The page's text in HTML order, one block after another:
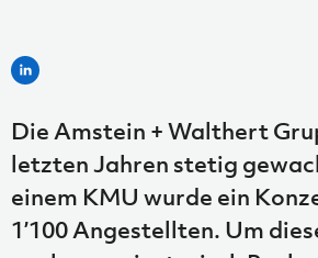
Die Amstein + Walthert
letzten Jahren stetig
einem KMU wurde ein
1’100 Angestellten. Um